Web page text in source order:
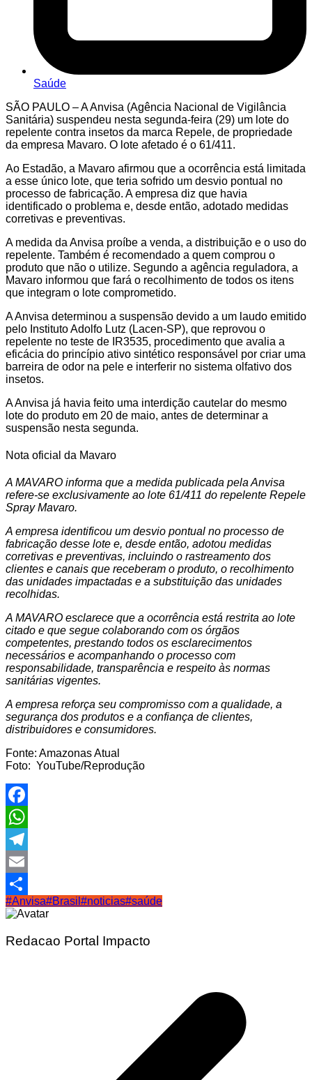
Saúde
SÃO PAULO – A Anvisa (Agência Nacional de Vigilância
Sanitária) suspendeu nesta segunda-feira (29) um lote do
repelente contra insetos da marca Repele, de propriedade
da empresa Mavaro. O lote afetado é o 61/411.
Ao Estadão, a Mavaro afirmou que a ocorrência está limitada
a esse único lote, que teria sofrido um desvio pontual no
processo de fabricação. A empresa diz que havia
identificado o problema e, desde então, adotado medidas
corretivas e preventivas.
A medida da Anvisa proíbe a venda, a distribuição e o uso do
repelente. Também é recomendado a quem comprou o
produto que não o utilize. Segundo a agência reguladora, a
Mavaro informou que fará o recolhimento de todos os itens
que integram o lote comprometido.
A Anvisa determinou a suspensão devido a um laudo emitido
pelo Instituto Adolfo Lutz (Lacen-SP), que reprovou o
repelente no teste de IR3535, procedimento que avalia a
eficácia do princípio ativo sintético responsável por criar uma
barreira de odor na pele e interferir no sistema olfativo dos
insetos.
A Anvisa já havia feito uma interdição cautelar do mesmo
lote do produto em 20 de maio, antes de determinar a
suspensão nesta segunda.
Nota oficial da Mavaro
A MAVARO informa que a medida publicada pela Anvisa
refere-se exclusivamente ao lote 61/411 do repelente Repele
Spray Mavaro.
A empresa identificou um desvio pontual no processo de
fabricação desse lote e, desde então, adotou medidas
corretivas e preventivas, incluindo o rastreamento dos
clientes e canais que receberam o produto, o recolhimento
das unidades impactadas e a substituição das unidades
recolhidas.
A MAVARO esclarece que a ocorrência está restrita ao lote
citado e que segue colaborando com os órgãos
competentes, prestando todos os esclarecimentos
necessários e acompanhando o processo com
responsabilidade, transparência e respeito às normas
sanitárias vigentes.
A empresa reforça seu compromisso com a qualidade, a
segurança dos produtos e a confiança de clientes,
distribuidores e consumidores.
Fonte: Amazonas Atual
Foto: YouTube/Reprodução
Facebook
WhatsApp
Telegram
Email
Share
#Anvisa#Brasil #noticias#saúde
Redacao Portal Impacto